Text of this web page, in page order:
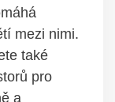
mezi ⁤nimi.
také
pro
a